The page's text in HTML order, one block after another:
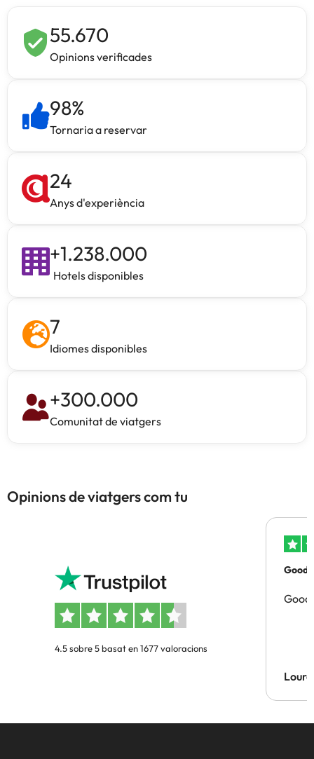
55.670
Opinions verificades
98%
Tornaria a reservar
24
Anys d'experiència
+1.238.000
Hotels disponibles
7
Idiomes disponibles
+300.000
Comunitat de viatgers
Opinions de viatgers com tu
4.5 sobre 5 basat en 1677 valoracions
Good
Good